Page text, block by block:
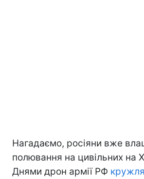
Нагадаємо, росіяни вже
полювання на цивільних на
Днями дрон армії РФ